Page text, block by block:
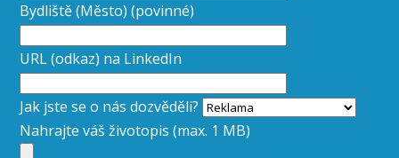
Bydliště (Město) (povinné)
URL (odkaz) na LinkedIn
Jak jste se o nás dozvěděli?
Nahrajte váš životopis (max. 1 MB)